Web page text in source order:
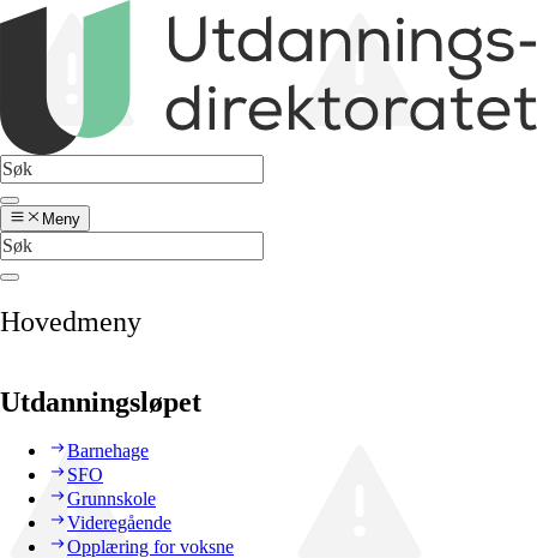
Meny
Hovedmeny
Utdanningsløpet
Barnehage
SFO
Grunnskole
Videregående
Opplæring for voksne